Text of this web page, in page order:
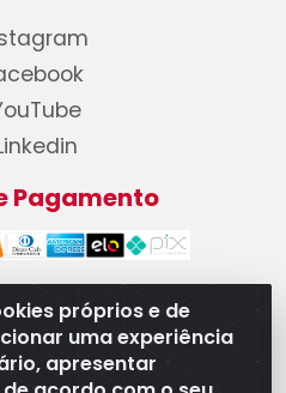
próprios e de
uma experiência
apresentar
Pagamento
LTDA - CNPJ
do Níquel, 667 - Parque